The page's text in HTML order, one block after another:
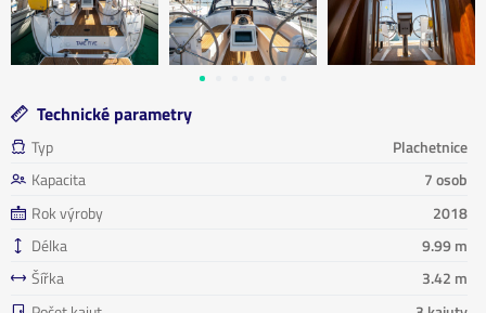
Technické parametry
Typ
Plachetnice
Kapacita
7 osob
Rok výroby
2018
Délka
9.99 m
Šířka
3.42 m